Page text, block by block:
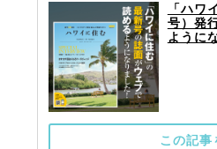
「ハワ
号）発
ように
この記事